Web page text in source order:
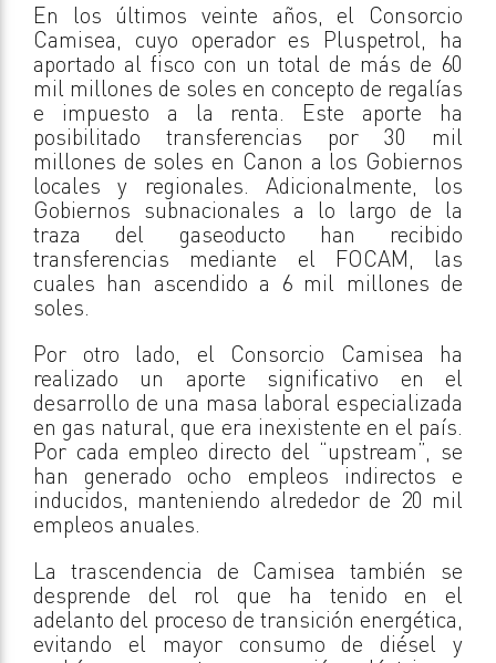
En los últimos veinte años, el Consorcio
Camisea, cuyo operador es Pluspetrol, ha
aportado al fisco con un total de más de 60
mil millones de soles en concepto de regalías
e impuesto a la renta. Este aporte ha
posibilitado transferencias por 30 mil
millones de soles en Canon a los Gobiernos
locales y regionales. Adicionalmente, los
Gobiernos subnacionales a lo largo de la
traza del gaseoducto han recibido
transferencias mediante el FOCAM, las
cuales han ascendido a 6 mil millones de
soles.
Por otro lado, el Consorcio Camisea ha
realizado un aporte significativo en el
desarrollo de una masa laboral especializada
en gas natural, que era inexistente en el país.
Por cada empleo directo del “upstream”, se
han generado ocho empleos indirectos e
inducidos, manteniendo alrededor de 20 mil
empleos anuales.
La trascendencia de Camisea también se
desprende del rol que ha tenido en el
adelanto del proceso de transición energética,
evitando el mayor consumo de diésel y